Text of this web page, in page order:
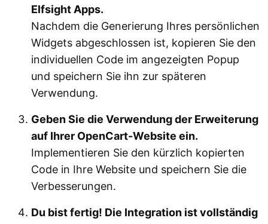
Elfsight Apps.
Nachdem die Generierung Ihres persönlichen
Widgets abgeschlossen ist, kopieren Sie den
individuellen Code im angezeigten Popup
und speichern Sie ihn zur späteren
Verwendung.
Geben Sie die Verwendung der Erweiterung
auf Ihrer OpenCart-Website ein.
Implementieren Sie den kürzlich kopierten
Code in Ihre Website und speichern Sie die
Verbesserungen.
Du bist fertig! Die Integration ist vollständig